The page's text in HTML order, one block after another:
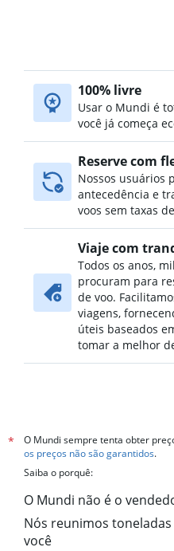
100% livre
Usar o Mundi é
você já começa
Reserve com
Nossos usuários
antecedência e
voos sem taxas
Viaje com
Todos os anos,
procuram para
de voo.
viagens,
úteis baseados
tomar a melhor
*
O Mundi sempre tenta obter
os preços não são garantidos.
Saiba o porquê:
O Mundi não é o
Nós reunimos
você